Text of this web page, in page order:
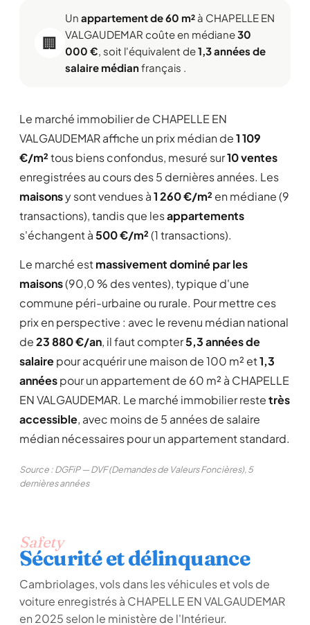
🏢
Un appartement de 60 m² à CHAPELLE EN
VALGAUDEMAR coûte en médiane30
000 €, soit l'équivalent de1,3 années de
salaire médianfrançais .
Le marché immobilier de CHAPELLE EN
VALGAUDEMAR affiche un prix médian de1 109
€/m²tous biens confondus, mesuré sur10 ventes
enregistrées au cours des 5 dernières années. Les
maisonsy sont vendues à1 260 €/m² en médiane (9
transactions), tandis que lesappartements
s'échangent à500 €/m²(1 transactions).
Le marché estmassivement dominé par les
maisons(90,0 % des ventes), typique d'une
commune péri-urbaine ou rurale. Pour mettre ces
prix en perspective : avec le revenu médian national
de23 880 €/an, il faut compter5,3 années de
salairepour acquérir une maison de 100 m² et1,3
annéespour un appartement de 60 m² à CHAPELLE
EN VALGAUDEMAR. Le marché immobilier restetrès
accessible, avec moins de 5 années de salaire
médian nécessaires pour un appartement standard.
Source : DGFiP — DVF (Demandes de Valeurs Foncières), 5
dernières années
Safety
Sécurité et délinquance
Cambriolages, vols dans les véhicules et vols de
voiture enregistrés à CHAPELLE EN VALGAUDEMAR
en 2025 selon le ministère de l'Intérieur.